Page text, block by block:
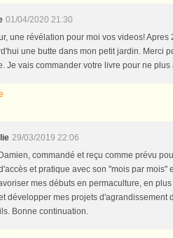
01/04/2020 21:30
une révélation pour moi vos videos!
une butte dans mon petit jardin. Merci
Je vais commander votre livre pour ne
29/03/2019 22:06
commandé et reçu comme prévu
et pratique avec son "mois par
mes débuts en permaculture, en
développer mes projets d'agrandissement
Bonne continuation.